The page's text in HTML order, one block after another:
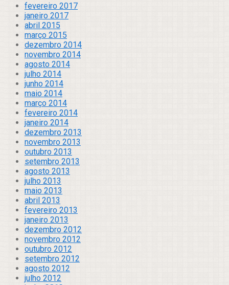
fevereiro 2017
janeiro 2017
abril 2015
março 2015
dezembro 2014
novembro 2014
agosto 2014
julho 2014
junho 2014
maio 2014
março 2014
fevereiro 2014
janeiro 2014
dezembro 2013
novembro 2013
outubro 2013
setembro 2013
agosto 2013
julho 2013
maio 2013
abril 2013
fevereiro 2013
janeiro 2013
dezembro 2012
novembro 2012
outubro 2012
setembro 2012
agosto 2012
julho 2012